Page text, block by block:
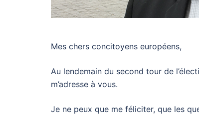
Mes chers concitoyens européens,
Au lendemain du second tour de
m’adresse à vous.
Je ne peux que me féliciter, que les